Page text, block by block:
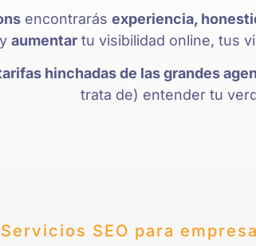
encontrarás experiencia,
aumentar tu visibilidad online, tus
hinchadas de las grandes
trata de) entender tu
Servicios SEO para